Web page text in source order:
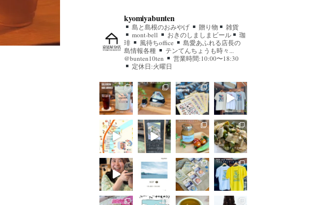
kyomiyabunten
島と島根のおみやげ 贈り物
雑貨
mont-bell
おきのしましまビール
珈
琲
風待ちoffice
島愛あふれる店長の
島情報各種
テンてんちょうも時々...
@bunten10ten
営業時間:10:00〜18:30
定休日:火曜日